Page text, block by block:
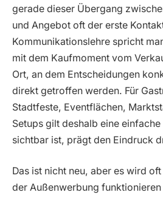
gerade dieser Übergang
und Angebot oft der erste
Kommunikationslehre spricht
mit dem Kaufmoment vom
Ort, an dem Entscheidungen
direkt getroffen werden. Für
Stadtfeste, Eventflächen,
Setups gilt deshalb eine
sichtbar ist, prägt den Eindruck
Das ist nicht neu, aber es wird
der Außenwerbung